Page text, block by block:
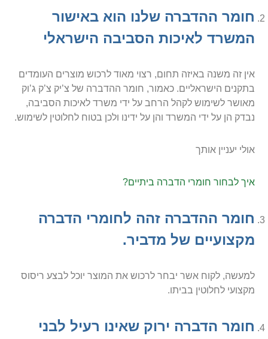
חומר ההדברה שלנו הוא באישור
המשרד לאיכות הסביבה הישראלי
אין זה משנה באיזה תחום, רצוי מאוד לרכוש מוצרים העומדים
בתקנים הישראליים. כאמור, חומר ההדברה של צ’יק צ’ק ג’וק
מאושר לשימוש לקהל הרחב על ידי משרד לאיכות הסביבה,
נבדק הן על ידי המשרד והן על ידינו ולכן בטוח לחלוטין לשימוש.
אולי יעניין אותך
איך לבחור חומרי הדברה ביתיים?
חומר ההדברה זהה לחומרי הדברה
מקצועיים של מדביר.
למעשה, לקוח אשר יבחר לרכוש את המוצר יוכל לבצע ריסוס
מקצועי לחלוטין בביתו.
חומר הדברה ירוק שאינו רעיל לבני